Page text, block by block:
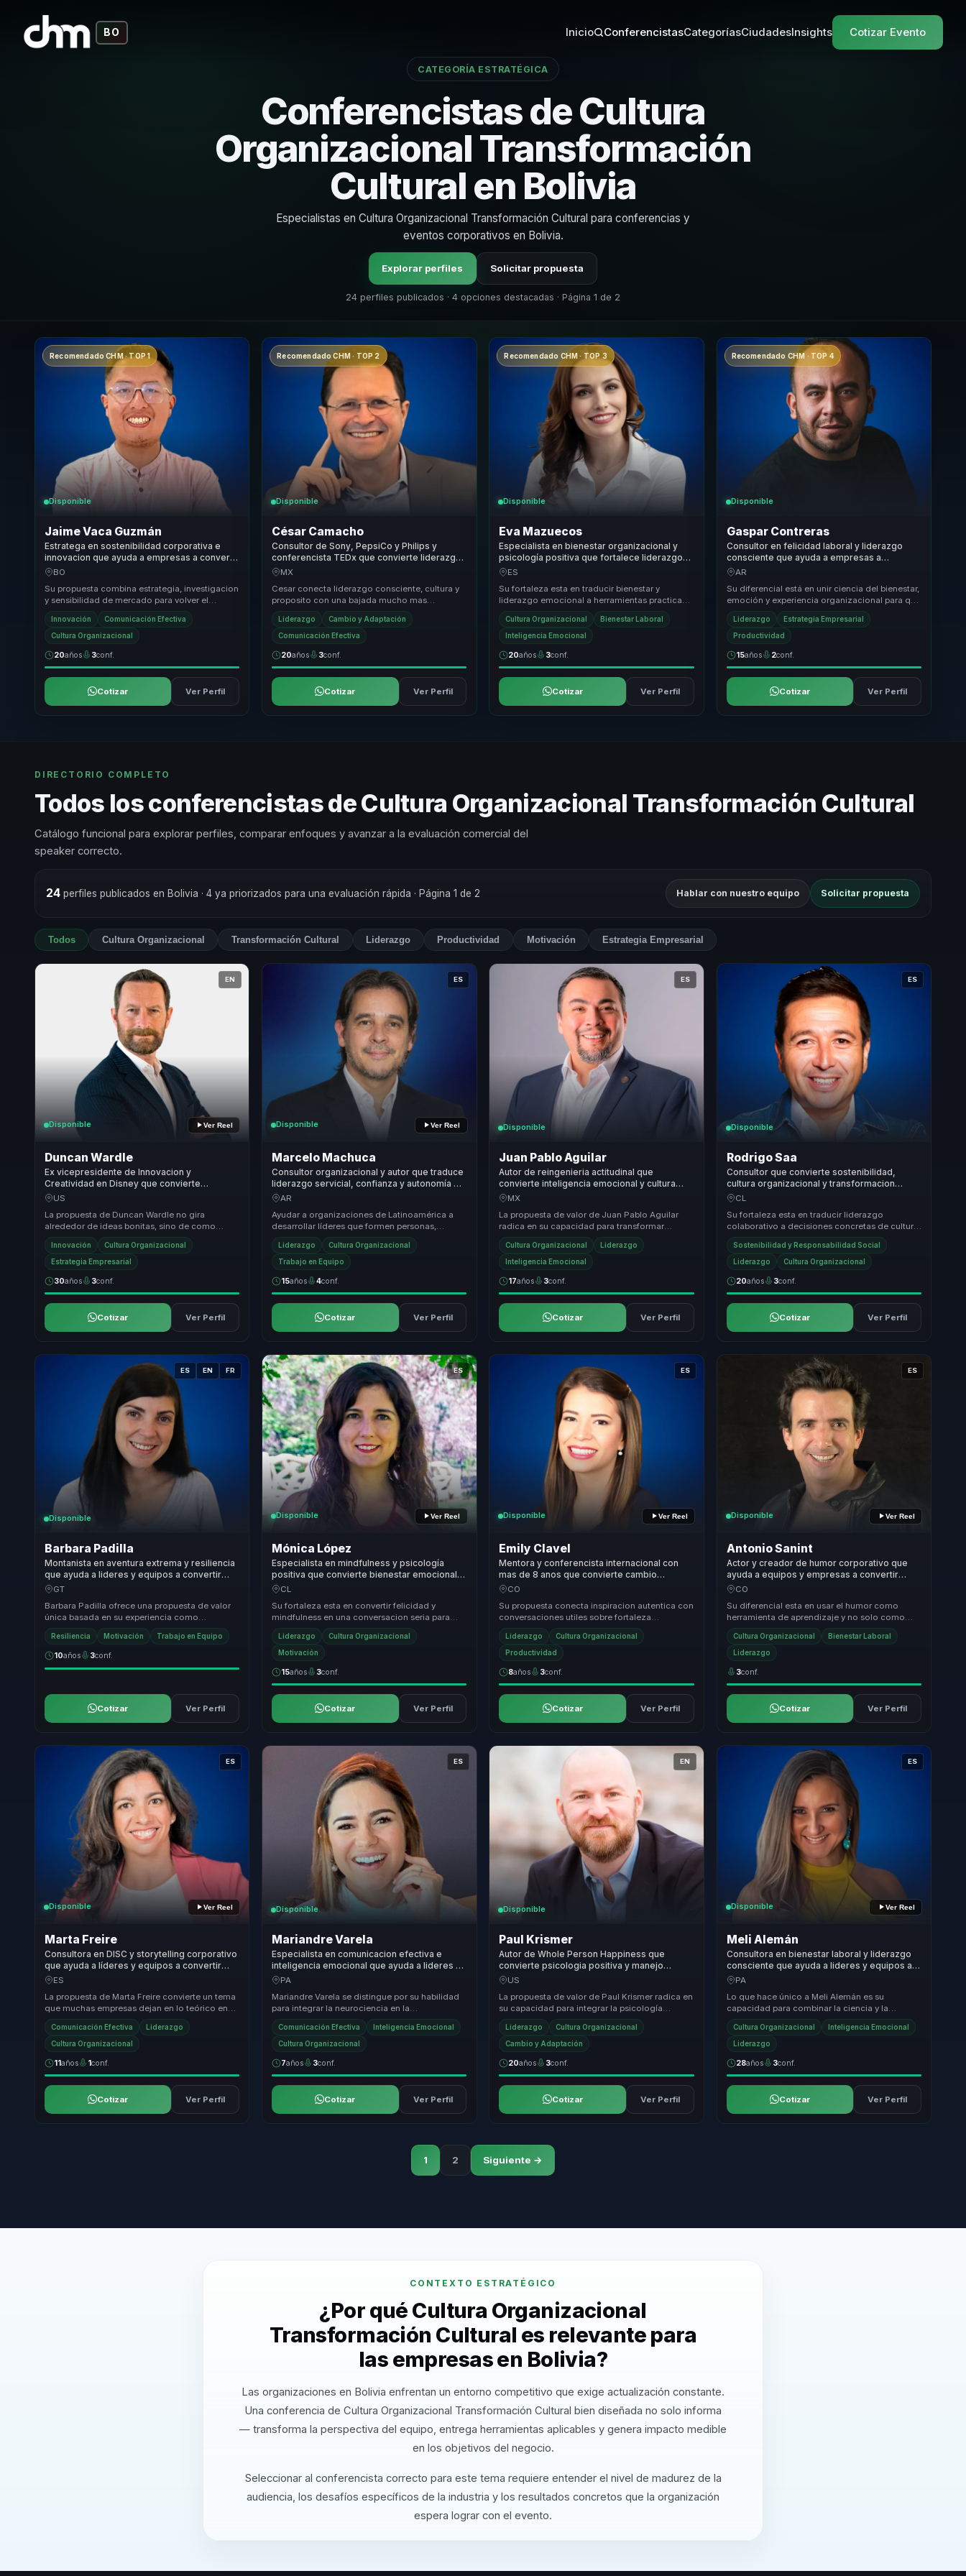
BO Inicio ConferencistasCategoríasCiudadesInsights Cotizar Evento
CATEGORÍA ESTRATÉGICA
Conferencistas de Cultura
Organizacional Transformación
Cultural en Bolivia
Especialistas en Cultura Organizacional Transformación Cultural para conferencias y
eventos corporativos en Bolivia.
Explorar perfiles Solicitar propuesta
24 perfiles publicados · 4 opciones destacadas · Página 1 de 2
Recomendado CHM · TOP 1
Disponible
Jaime Vaca Guzmán
Estratega en sostenibilidad corporativa e
innovacion que ayuda a empresas a convertir
mercado y datos en diferenciacion,
BO
Su propuesta combina estrategia, investigacion
y sensibilidad de mercado para volver el
crecimiento una conversacion menos intuitiva y
ma...Innovación Comunicación Efectiva
Cultura Organizacional
20años 3conf.
Cotizar Ver Perfil
Recomendado CHM · TOP 2
Disponible
César Camacho
Consultor de Sony, PepsiCo y Philips y
conferencista TEDx que convierte liderazgo
consciente y proposito en cultura y
MX
Cesar conecta liderazgo consciente, cultura y
proposito con una bajada mucho mas
ejecutable para organizaciones que quieren
fortalecer de...
Liderazgo Cambio y Adaptación
Comunicación Efectiva
20años 3conf.
Cotizar Ver Perfil
Recomendado CHM · TOP 3
Disponible
Eva Mazuecos
Especialista en bienestar organizacional y
psicología positiva que fortalece liderazgo
emocional, cohesión y productividad en
ES
Su fortaleza esta en traducir bienestar y
liderazgo emocional a herramientas practicas
para cultura, clima y rendimiento. Lleva una
conve...
Cultura Organizacional Bienestar Laboral
Inteligencia Emocional
20años 3conf.
Cotizar Ver Perfil
Recomendado CHM · TOP 4
Disponible
Gaspar Contreras
Consultor en felicidad laboral y liderazgo
consciente que ayuda a empresas a
convertir bienestar en cultura y resultados
AR
Su diferencial está en unir ciencia del bienestar,
emoción y experiencia organizacional para que
la felicidad deje de sonar abstracta. At...
Liderazgo Estrategia Empresarial
Productividad
15años 2conf.
Cotizar Ver Perfil
DIRECTORIO COMPLETO
Todos los conferencistas de Cultura Organizacional Transformación Cultural
Catálogo funcional para explorar perfiles, comparar enfoques y avanzar a la evaluación comercial del
speaker correcto.
24perfiles publicados en Bolivia · 4 ya priorizados para una evaluación rápida · Página 1 de 2 Hablar con nuestro equipo Solicitar propuesta
Todos Cultura Organizacional Transformación Cultural Liderazgo Productividad Motivación Estrategia Empresarial
EN
Disponible Ver Reel
Duncan Wardle
Ex vicepresidente de Innovacion y
Creatividad en Disney que convierte
creatividad e innovacion en cultura aplicable
US
La propuesta de Duncan Wardle no gira
alrededor de ideas bonitas, sino de como
construir culturas capaces de innovar de forma
sostenida. ...
Innovación Cultura Organizacional
Estrategia Empresarial
30años 3conf.
Cotizar Ver Perfil
ES
Disponible Ver Reel
Marcelo Machuca
Consultor organizacional y autor que traduce
liderazgo servicial, confianza y autonomía en
resultados con sentido para líderes.
AR
Ayudar a organizaciones de Latinoamérica a
desarrollar líderes que formen personas,
fortalezcan equipos y conviertan confianza,
autonomía...
Liderazgo Cultura Organizacional
Trabajo en Equipo
15años 4conf.
Cotizar Ver Perfil
ES
Disponible
Juan Pablo Aguilar
Autor de reingenieria actitudinal que
convierte inteligencia emocional y cultura
organizacional en cohesion para lideres y
MX
La propuesta de valor de Juan Pablo Aguilar
radica en su capacidad para transformar
actitudes a través de la reingeniería actitudinal.
A ...Cultura Organizacional Liderazgo
Inteligencia Emocional
17años 3conf.
Cotizar Ver Perfil
ES
Disponible
Rodrigo Saa
Consultor que convierte sostenibilidad,
cultura organizacional y transformacion
cultural en crecimiento y resultados para
CL
Su fortaleza esta en traducir liderazgo
colaborativo a decisiones concretas de cultura
e innovacion. No habla solo de inspiracion:
ayuda ...
Sostenibilidad y Responsabilidad Social
Liderazgo Cultura Organizacional
20años 3conf.
Cotizar Ver Perfil
ES EN FR
Disponible
Barbara Padilla
Montanista en aventura extrema y resiliencia
que ayuda a lideres y equipos a convertir
adversidad en fortaleza mental, cohesion y
GT
Barbara Padilla ofrece una propuesta de valor
única basada en su experiencia como
montañista y conferencista. Su enfoque en la
transforma...
Resiliencia Motivación Trabajo en Equipo
10años 3conf.
Cotizar Ver Perfil
ES
Disponible Ver Reel
Mónica López
Especialista en mindfulness y psicología
positiva que convierte bienestar emocional
en productividad sostenible para líderes y
CL
Su fortaleza esta en convertir felicidad y
mindfulness en una conversacion seria para
negocio, liderazgo y cultura. Baja bienestar a
prac...
Liderazgo Cultura Organizacional
Motivación
15años 3conf.
Cotizar Ver Perfil
ES
Disponible Ver Reel
Emily Clavel
Mentora y conferencista internacional con
mas de 8 anos que convierte cambio
personal y autoestima en energia para
CO
Su propuesta conecta inspiracion autentica con
conversaciones utiles sobre fortaleza
emocional, enfoque y capacidad de levantarse.
Lleva ...
Liderazgo Cultura Organizacional
Productividad
8años 3conf.
Cotizar Ver Perfil
ES
Disponible Ver Reel
Antonio Sanint
Actor y creador de humor corporativo que
ayuda a equipos y empresas a convertir
cultura organizacional en cohesion, confianza
CO
Su diferencial esta en usar el humor como
herramienta de aprendizaje y no solo como
entretenimiento. Convierte tensiones
cotidianas, habi...
Cultura Organizacional Bienestar Laboral
Liderazgo
3conf.
Cotizar Ver Perfil
ES
Disponible Ver Reel
Marta Freire
Consultora en DISC y storytelling corporativo
que ayuda a líderes y equipos a convertir
autoconocimiento en comunicación clara,
ES
La propuesta de Marta Freire convierte un tema
que muchas empresas dejan en lo teórico en
una ventaja concreta: entender mejor cómo
piens...
Comunicación Efectiva Liderazgo
Cultura Organizacional
11años 1conf.
Cotizar Ver Perfil
ES
Disponible
Mariandre Varela
Especialista en comunicacion efectiva e
inteligencia emocional que ayuda a lideres y
equipos a convertir emociones en cohesion,
PA
Mariandre Varela se distingue por su habilidad
para integrar la neurociencia en la
comunicación empresarial, ofreciendo
resultados medibl...
Comunicación Efectiva Inteligencia Emocional
Cultura Organizacional
7años 3conf.
Cotizar Ver Perfil
EN
Disponible
Paul Krismer
Autor de Whole Person Happiness que
convierte psicologia positiva y manejo
emocional en bienestar y productividad para
US
La propuesta de valor de Paul Krismer radica en
su capacidad para integrar la psicología
positiva en el entorno corporativo, ofreciendo
h...Liderazgo Cultura Organizacional
Cambio y Adaptación
20años 3conf.
Cotizar Ver Perfil
ES
Disponible Ver Reel
Meli Alemán
Consultora en bienestar laboral y liderazgo
consciente que ayuda a lideres y equipos a
convertir salud integral en productividad,
PA
Lo que hace único a Meli Alemán es su
capacidad para combinar la ciencia y la
psicología en un enfoque práctico y humano
que transforma v...
Cultura Organizacional Inteligencia Emocional
Liderazgo
28años 3conf.
Cotizar Ver Perfil
1 2 Siguiente →
CONTEXTO ESTRATÉGICO
¿Por qué Cultura Organizacional
Transformación Cultural es relevante para
las empresas en Bolivia?
Las organizaciones en Bolivia enfrentan un entorno competitivo que exige actualización constante.
Una conferencia de Cultura Organizacional Transformación Cultural bien diseñada no solo informa
— transforma la perspectiva del equipo, entrega herramientas aplicables y genera impacto medible
en los objetivos del negocio.
Seleccionar al conferencista correcto para este tema requiere entender el nivel de madurez de la
audiencia, los desafíos específicos de la industria y los resultados concretos que la organización
espera lograr con el evento.